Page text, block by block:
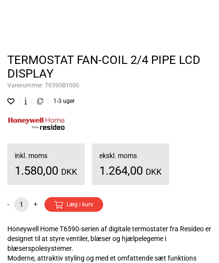
TERMOSTAT FAN-COIL 2/4 PIPE LCD
DISPLAY
Varenummer: T6590B1000
1-3 uger
inkl. moms
1.580,00 DKK
ekskl. moms
1.264,00 DKK
- + Læg i kurv
Honeywell Home T6590-serien af digitale termostater fra Resideo er
designet til at styre ventiler, blæser og hjælpelegeme i
blæserspolesystemer.
Moderne, attraktiv styling og med et omfattende sæt funktions